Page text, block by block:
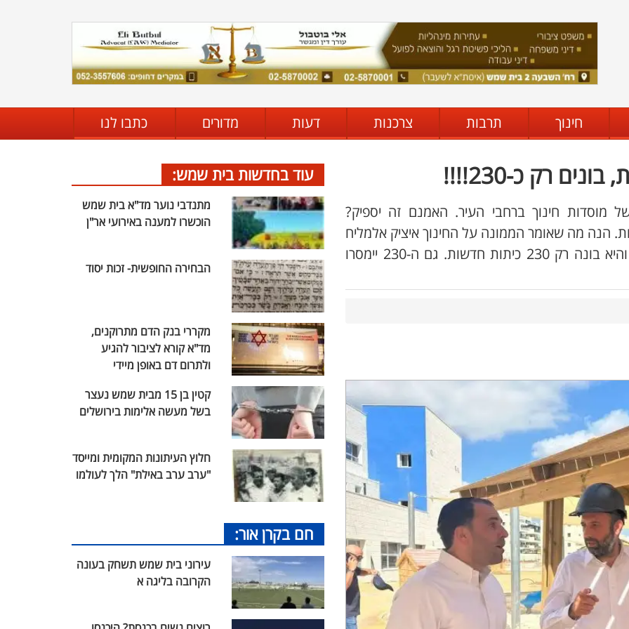
חינוך תרבות צרכנות דעות מדורים כתבו לנו
מוסדות חינוך ברחבי העיר. האמנם זה יספיק?
הנה מה שאומר הממונה על החינוך איציק אלמליח
בריאיון: "לבית שמש חסרות 700 כיתות(!!!)" והיא בונה רק 230 כיתות חדשות. גם ה-230 יימסרו
עוד בחדשות בית שמש:
מתנדבי נוער מד"א בית שמש
הוכשרו למענה באירועי אר"ן
הבחירה החופשית- זכות יסוד
מקררי בנק הדם מתרוקנים,
מד"א קורא לציבור להגיע
ולתרום דם באופן מיידי
קטין בן 15 מבית שמש נעצר
בשל מעשה אלימות בירושלים
חלוץ העיתונות המקומית ומייסד
"ערב ערב באילת" הלך לעולמו
חם בקרן אור:
עירוני בית שמש תשחק בעונה
הקרובה בליגה א